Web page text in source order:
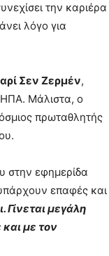
την καριέρα
λόγο για
Σεν Ζερμέν,
ΗΠΑ. Μάλιστα, ο
πρωταθλητής
στην εφημερίδα
επαφές και
Γίνεται μεγάλη
και με τον